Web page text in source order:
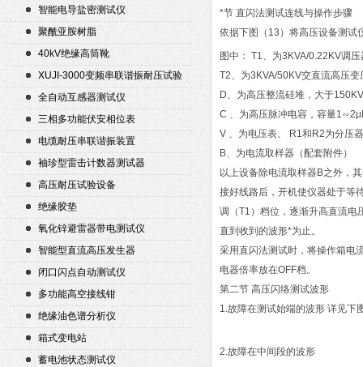
智能电导盐密测试仪
聚酰亚胺树脂
40kV绝缘高筒靴
XUJI-3000变频串联谐振耐压试验
装置
全自动互感器测试仪
三相多功能伏安相位表
电缆耐压串联谐振装置
袖珍型雷击计数器测试器
高压耐压试验设备
绝缘胶垫
氧化锌避雷器带电测试仪
智能型直流高压发生器
闭口闪点自动测试仪
多功能高空接线钳
绝缘油色谱分析仪
箱式变电站
蓄电池状态测试仪
*节 直闪法测试连线与操作步骤
依据下图（13）将高压设备测试
图中： T1、为3KVA/0.22KV调压
T2、为3KVA/50KV交直流高压变
D、为高压整流硅堆，大于
C 、为高压脉冲电容，容量
V 、为电压表、 R1和R2为分压器
B、为电流取样器（配套附件）
以上设备除电流取样器B之外，
接好线路后，开机使仪器处于等
调（T1）档位，逐渐升高直流电
直到收到的波形*为止。
采用直闪法测试时，将操作箱电
电器倍率放在OFF档。
第二节 高压闪络测试波形
1.故障在测试始端的波形 详见下
2.故障在中间段的波形